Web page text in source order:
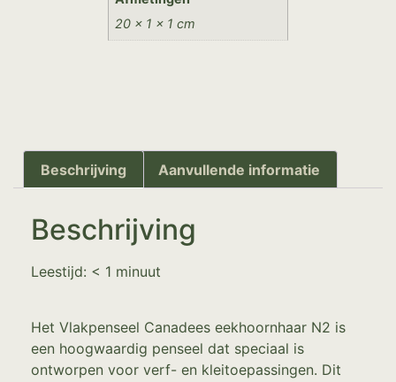
20 × 1 × 1 cm
Beschrijving Aanvullende informatie
Beschrijving
Leestijd: < 1 minuut
Het Vlakpenseel Canadees eekhoornhaar N2 is
een hoogwaardig penseel dat speciaal is
ontworpen voor verf- en kleitoepassingen. Dit